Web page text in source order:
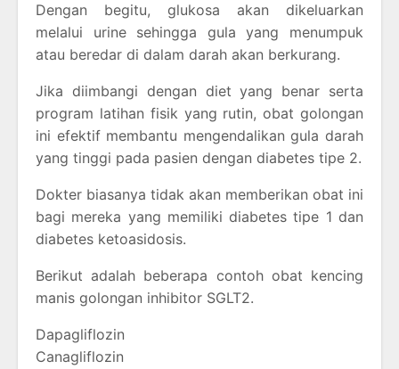
Dengan begitu, glukosa akan dikeluarkan
melalui urine sehingga gula yang menumpuk
atau beredar di dalam darah akan berkurang.
Jika diimbangi dengan diet yang benar serta
program latihan fisik yang rutin, obat golongan
ini efektif membantu mengendalikan gula darah
yang tinggi pada pasien dengan diabetes tipe 2.
Dokter biasanya tidak akan memberikan obat ini
bagi mereka yang memiliki diabetes tipe 1 dan
diabetes ketoasidosis.
Berikut adalah beberapa contoh obat kencing
manis golongan inhibitor SGLT2.
Dapagliflozin
Canagliflozin